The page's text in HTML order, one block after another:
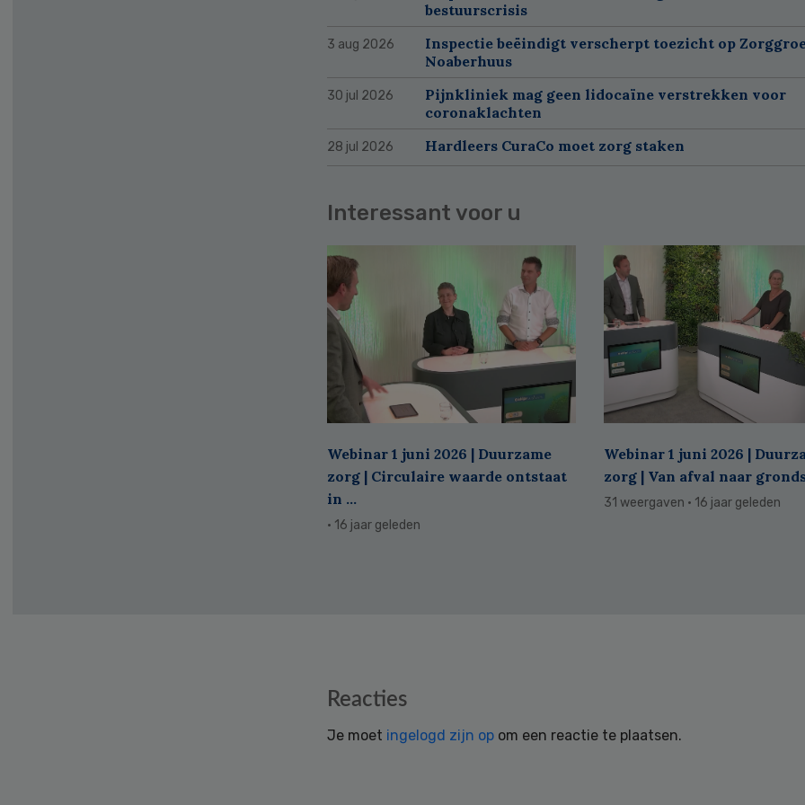
bestuurscrisis
3 aug 2026
Inspectie beëindigt verscherpt toezicht op
Noaberhuus
30 jul 2026
Pijnkliniek mag geen lidocaïne verstrekken voor
coronaklachten
28 jul 2026 Hardleers CuraCo moet zorg staken
Interessant voor u
Webinar 1 juni 2026 | Duurzame
zorg | Circulaire waarde ontstaat
in ...
· 16 jaar geleden
Webinar 1 juni 2026 |
zorg | Van afval naar
31 weergaven · 16 jaar geleden
Reacties
Je moet ingelogd zijn op om een reactie te plaatsen.